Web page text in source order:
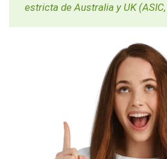
estricta de Australia y UK